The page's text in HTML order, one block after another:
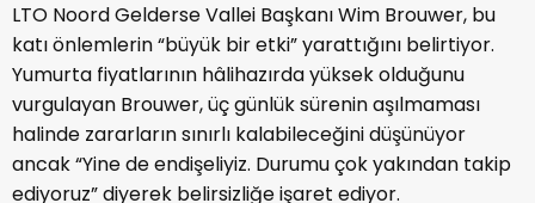
LTO Noord Gelderse Vallei Başkanı Wim Brouwer, bu
katı önlemlerin “büyük bir etki” yarattığını belirtiyor.
Yumurta fiyatlarının hâlihazırda yüksek olduğunu
vurgulayan Brouwer, üç günlük sürenin aşılmaması
halinde zararların sınırlı kalabileceğini düşünüyor
ancak “Yine de endişeliyiz. Durumu çok yakından takip
ediyoruz” diyerek belirsizliğe işaret ediyor.